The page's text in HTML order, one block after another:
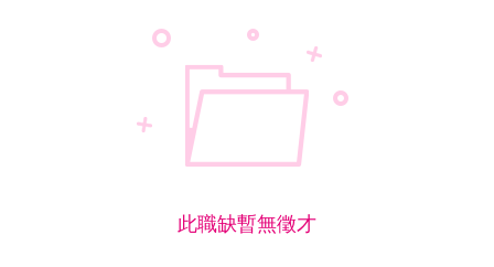
此職缺暫無徵才